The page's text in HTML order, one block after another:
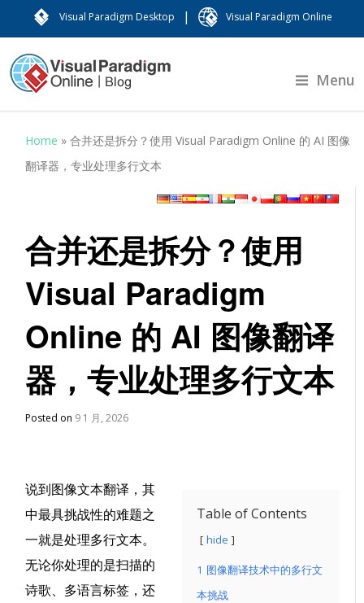
Visual Paradigm Desktop | Visual Paradigm Online
Menu
Home »合并还是拆分？使用 Visual Paradigm Online 的 AI 图像
翻译器，专业处理多行文本
合并还是拆分？使用
Visual Paradigm
Online 的 AI 图像翻译
器，专业处理多行文本
Posted on 9 1 月, 2026
Table of Contents
hide
1 图像翻译技术中的多行文
本挑战
说到 图像文本翻译 ，其
中最具挑战性的难题之
一就是处理多行文本。
无论你处理的是扫描的
诗歌、多语言标签，还